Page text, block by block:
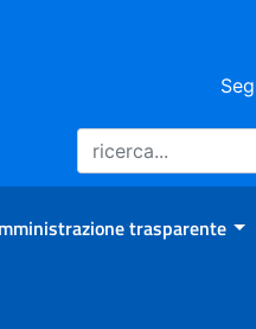
trasparente